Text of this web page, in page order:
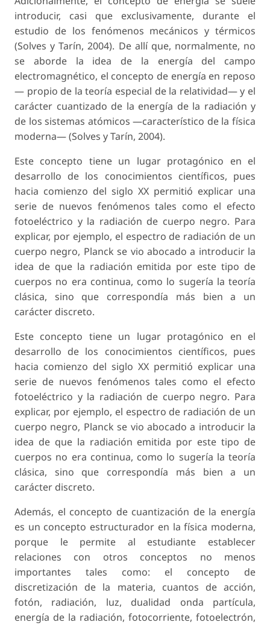
introducir, casi que exclusivamente, durante el
estudio de los fenómenos mecánicos y térmicos
(Solves y Tarín, 2004). De allí que, normalmente, no
se aborde la idea de la energía del campo
electromagnético, el concepto de energía en reposo
— propio de la teoría especial de la relatividad— y el
carácter cuantizado de la energía de la radiación y
de los sistemas atómicos —característico de la física
moderna— (Solves y Tarín, 2004).
Este concepto tiene un lugar protagónico en el
desarrollo de los conocimientos científicos, pues
hacia comienzo del siglo XX permitió explicar una
serie de nuevos fenómenos tales como el efecto
fotoeléctrico y la radiación de cuerpo negro. Para
explicar, por ejemplo, el espectro de radiación de un
cuerpo negro, Planck se vio abocado a introducir la
idea de que la radiación emitida por este tipo de
cuerpos no era continua, como lo sugería la teoría
clásica, sino que correspondía más bien a un
carácter discreto.
Este concepto tiene un lugar protagónico en el
desarrollo de los conocimientos científicos, pues
hacia comienzo del siglo XX permitió explicar una
serie de nuevos fenómenos tales como el efecto
fotoeléctrico y la radiación de cuerpo negro. Para
explicar, por ejemplo, el espectro de radiación de un
cuerpo negro, Planck se vio abocado a introducir la
idea de que la radiación emitida por este tipo de
cuerpos no era continua, como lo sugería la teoría
clásica, sino que correspondía más bien a un
carácter discreto.
Además, el concepto de cuantización de la energía
es un concepto estructurador en la física moderna,
porque le permite al estudiante establecer
relaciones con otros conceptos no menos
importantes tales como: el concepto de
discretización de la materia, cuantos de acción,
fotón, radiación, luz, dualidad onda partícula,
energía de la radiación, fotocorriente, fotoelectrón,